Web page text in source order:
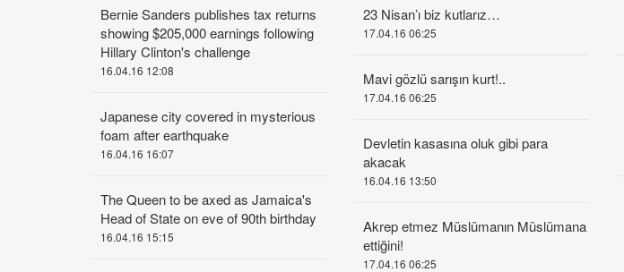
Bernie Sanders publishes tax returns
showing $205,000 earnings following
Hillary Clinton's challenge
16.04.16 12:08
Japanese city covered in mysterious
foam after earthquake
16.04.16 16:07
The Queen to be axed as Jamaica's
Head of State on eve of 90th birthday
16.04.16 15:15
23 Nisan’ı biz kutlarız…
17.04.16 06:25
Mavi gözlü sarışın kurt!..
17.04.16 06:25
Devletin kasasına oluk gibi para
akacak
16.04.16 13:50
Akrep etmez Müslümanın Müslümana
ettiğini!
17.04.16 06:25